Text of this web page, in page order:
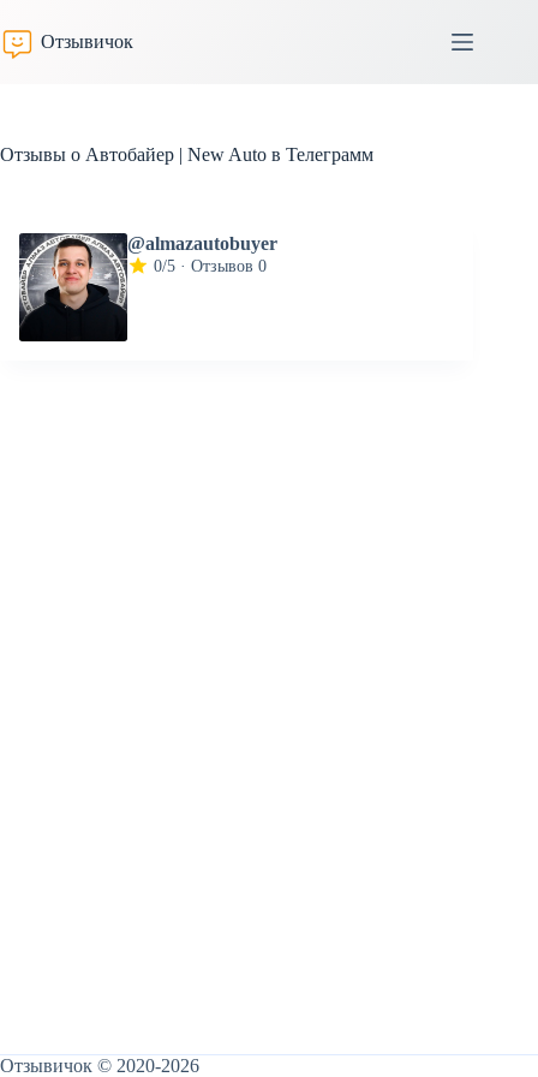
к
сути
Отзывичок
Отзывы о Автобайер | New Auto в Телеграмм
@almazautobuyer
0/5 · Отзывов 0
Отзывичок © 2020-2026